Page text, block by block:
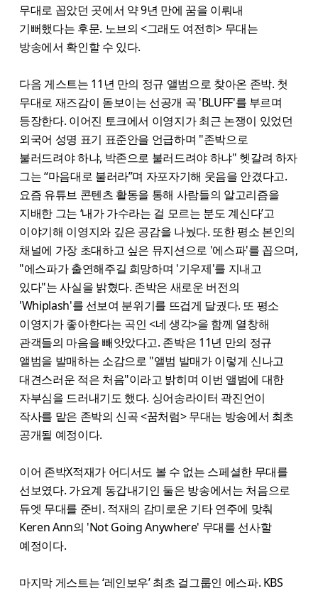
무대로 꼽았던 곳에서 약 9년 만에 꿈을 이뤄내
기뻐했다는 후문. 노브의 <그래도 여전히> 무대는
방송에서 확인할 수 있다.
다음 게스트는 11년 만의 정규 앨범으로 찾아온 존박. 첫
무대로 재즈감이 돋보이는 선공개 곡 'BLUFF'를 부르며
등장한다. 이어진 토크에서 이영지가 최근 논쟁이 있었던
외국어 성명 표기 표준안을 언급하며 "존박으로
불러드려야 하냐, 박존으로 불러드려야 하냐" 헷갈려 하자
그는 “마음대로 불러라”며 자포자기해 웃음을 안겼다고.
요즘 유튜브 콘텐츠 활동을 통해 사람들의 알고리즘을
지배한 그는 ‘내가 가수라는 걸 모르는 분도 계신다’고
이야기해 이영지와 깊은 공감을 나눴다. 또한 평소 본인의
채널에 가장 초대하고 싶은 뮤지션으로 '에스파'를 꼽으며,
"에스파가 출연해주길 희망하며 '기우제'를 지내고
있다"는 사실을 밝혔다. 존박은 새로운 버전의
'Whiplash'를 선보여 분위기를 뜨겁게 달궜다. 또 평소
이영지가 좋아한다는 곡인 <네 생각>을 함께 열창해
관객들의 마음을 빼앗았다고. 존박은 11년 만의 정규
앨범을 발매하는 소감으로 "앨범 발매가 이렇게 신나고
대견스러운 적은 처음"이라고 밝히며 이번 앨범에 대한
자부심을 드러내기도 했다. 싱어송라이터 곽진언이
작사를 맡은 존박의 신곡 <꿈처럼> 무대는 방송에서 최초
공개될 예정이다.
이어 존박X적재가 어디서도 볼 수 없는 스페셜한 무대를
선보였다. 가요계 동갑내기인 둘은 방송에서는 처음으로
듀엣 무대를 준비. 적재의 감미로운 기타 연주에 맞춰
Keren Ann의 'Not Going Anywhere' 무대를 선사할
예정이다.
마지막 게스트는 ‘레인보우’ 최초 걸그룹인 에스파. KBS